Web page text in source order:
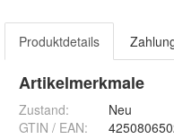
Produktdetails
Artikelmerkmale
Zustand:
Neu
GTIN / EAN: